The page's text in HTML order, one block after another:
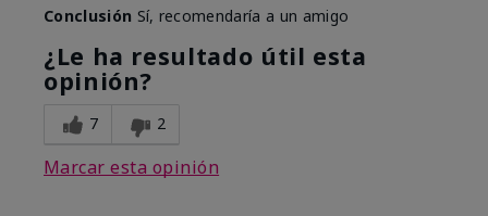
Conclusión Sí, recomendaría a un amigo
¿Le ha resultado útil esta
opinión?
7 2
Marcar esta opinión